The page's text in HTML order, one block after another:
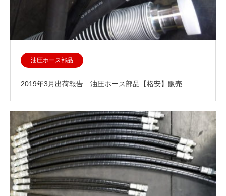
油圧ホース部品
2019年3月出荷報告 油圧ホース部品【格安】販売